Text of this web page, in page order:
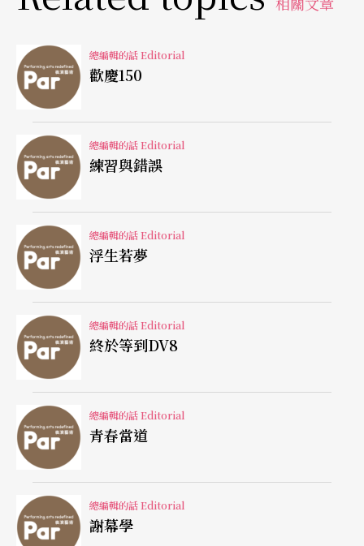
或行動的可能，讓人想：「可以做些什麼改變世
界？」。由蕭紫菡發起的「土地計劃」，是一個以
藝術介入公共議題的公民運動——舞蹈是表達抗爭
的手段，身體是社會論述的場所。
時常現身社會運動場域的編舞家
計「反核操」，號召千人一起在凱達格蘭大道做反
核早操；太陽花學運時，她也帶領群眾在林強的
《向前行》音樂中擺動身體，成為另類的身體公共
實踐。回到劇場，她的作品也總與社會議題緊密連
結，在「下一個編舞計畫」中發表的《關於消失的
幾個提議》，探討著個人如何被淹沒在群體機制
中。新作《默默》則是從結構、體制、歷史，再折
返個體的路徑摸索。
近年來國內外街頭運動再度波瀾洶湧，以政治觀點
思索社會議題的劇場氛圍似乎開始重新復甦。這不
禁讓人想起，一九八○年代解嚴前後，遍地開花的
總編輯的話 Editorial
歡慶150
總編輯的話 Editorial
練習與錯誤
總編輯的話 Editorial
浮生若夢
總編輯的話 Editorial
終於等到DV8
總編輯的話 Editorial
青春當道
總編輯的話 Editorial
謝幕學